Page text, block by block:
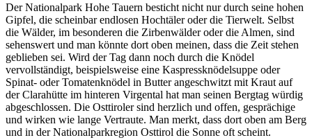
Der Nationalpark Hohe Tauern besticht nicht nur durch seine hohen
Gipfel, die scheinbar endlosen Hochtäler oder die Tierwelt. Selbst
die Wälder, im besonderen die Zirbenwälder oder die Almen, sind
sehenswert und man könnte dort oben meinen, dass die Zeit stehen
geblieben sei. Wird der Tag dann noch durch die Knödel
vervollständigt, beispielsweise eine Kaspressknödelsuppe oder
Spinat- oder Tomatenknödel in Butter angeschwitzt mit Kraut auf
der Clarahütte im hinteren Virgental hat man seinen Bergtag würdig
abgeschlossen. Die Osttiroler sind herzlich und offen, gesprächige
und wirken wie lange Vertraute. Man merkt, dass dort oben am Berg
und in der Nationalparkregion Osttirol die Sonne oft scheint.